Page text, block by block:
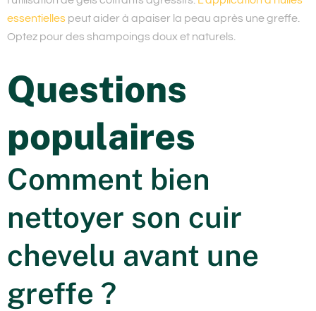
essentielles peut aider à apaiser la peau après une greffe.
Optez pour des shampoings doux et naturels.
Questions
populaires
Comment bien
nettoyer son cuir
chevelu avant une
greffe ?